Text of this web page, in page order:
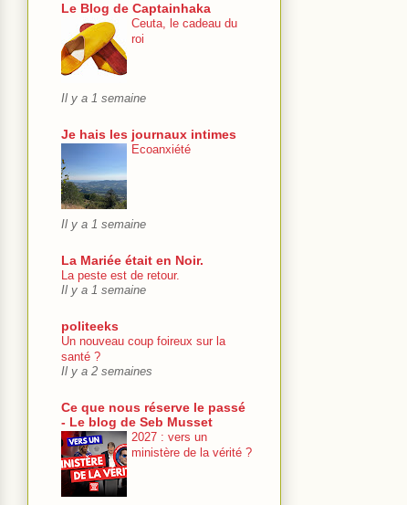
Le Blog de Captainhaka
Ceuta, le cadeau du
roi
Il y a 1 semaine
Je hais les journaux intimes
Ecoanxiété
Il y a 1 semaine
La Mariée était en Noir.
La peste est de retour.
Il y a 1 semaine
politeeks
Un nouveau coup foireux sur la
santé ?
Il y a 2 semaines
Ce que nous réserve le passé
- Le blog de Seb Musset
2027 : vers un
ministère de la vérité ?